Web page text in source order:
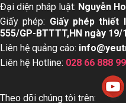
Đại diện pháp luật: Nguyễn
Giấy phép: Giấy phép thiết
555/GP-BTTTT,HN ngày 19/
Liên hệ quảng cáo:
Liên hệ Hotline: 028 66 888 99
Theo dõi chúng tôi trên: